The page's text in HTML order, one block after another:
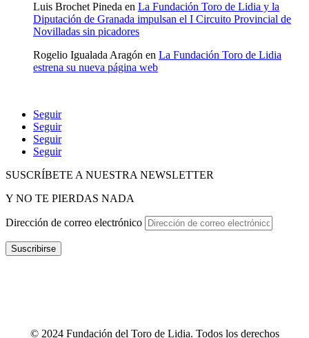
Luis Brochet Pineda en La Fundación Toro de Lidia y la
Diputación de Granada impulsan el I Circuito Provincial de
Novilladas sin picadores
Rogelio Igualada Aragón en La Fundación Toro de Lidia
estrena su nueva página web
Seguir
Seguir
Seguir
Seguir
SUSCRÍBETE A NUESTRA NEWSLETTER
Y NO TE PIERDAS NADA
Dirección de correo electrónico
Suscribirse
© 2024 Fundación del Toro de Lidia. Todos los derechos